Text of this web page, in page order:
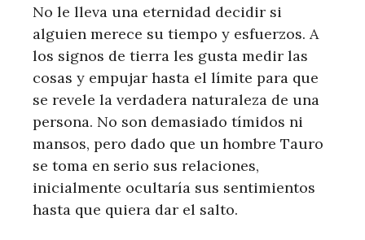
No le lleva una eternidad decidir si
alguien merece su tiempo y esfuerzos. A
los signos de tierra les gusta medir las
cosas y empujar hasta el límite para que
se revele la verdadera naturaleza de una
persona. No son demasiado tímidos ni
mansos, pero dado que un hombre Tauro
se toma en serio sus relaciones,
inicialmente ocultaría sus sentimientos
hasta que quiera dar el salto.